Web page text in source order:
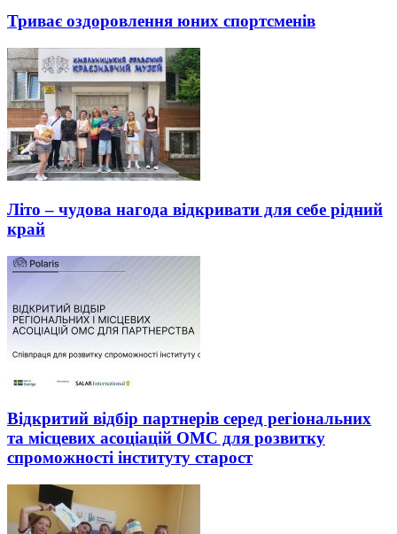
Триває оздоровлення юних спортсменів
Літо – чудова нагода відкривати для себе рідний
край
Відкритий відбір партнерів серед регіональних
та місцевих асоціацій ОМС для розвитку
спроможності інституту старост